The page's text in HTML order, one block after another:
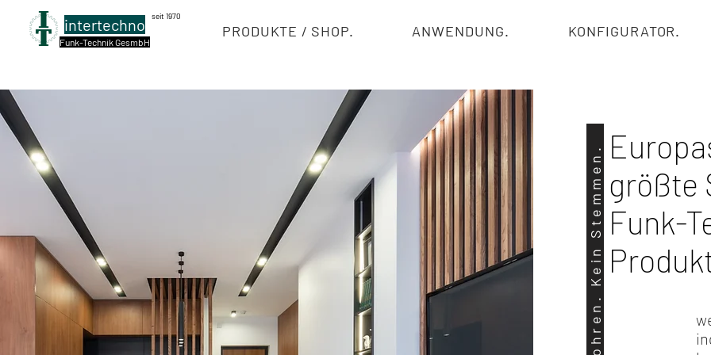
intertechno
Funk-Technik GesmbH
seit 1970
PRODUKTE / SHOP. ANWENDUNG. KONFIGURATOR.
größte
Funk-